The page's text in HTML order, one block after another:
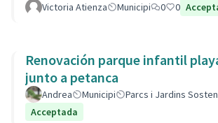
Victoria Atienza Municipi 0 0
Renovación parque infantil
junto a petanca
Andrea Municipi Parcs i Jardins
Acceptada